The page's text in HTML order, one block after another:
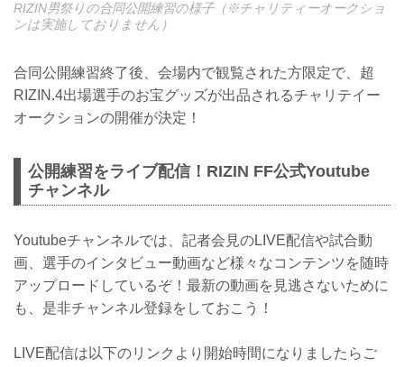
RIZIN男祭りの合同公開練習の様子（※チャリティーオークショ
ンは実施しておりません）
合同公開練習終了後、会場内で観覧された方限定で、超
RIZIN.4出場選手のお宝グッズが出品されるチャリテイー
オークションの開催が決定！
公開練習をライブ配信！RIZIN FF公式Youtube
チャンネル
Youtubeチャンネルでは、記者会見のLIVE配信や試合動
画、選手のインタビュー動画など様々なコンテンツを随時
アップロードしているぞ！最新の動画を見逃さないために
も、是非チャンネル登録をしておこう！
LIVE配信は以下のリンクより開始時間になりましたらご